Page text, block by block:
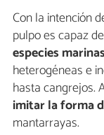
Con la intención
pulpo es capaz de
especies marinas
heterogéneas e
hasta cangrejos.
imitar la forma
mantarrayas.